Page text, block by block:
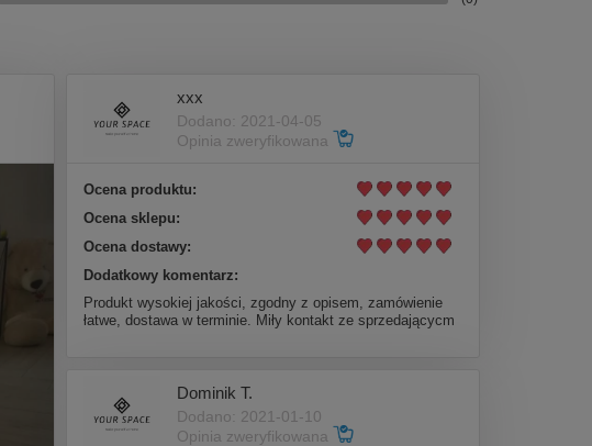
xxx
Dodano: 2021-04-05
Opinia zweryfikowana
Ocena produktu:
Ocena sklepu:
Ocena dostawy:
Dodatkowy komentarz:
Produkt wysokiej jakości, zgodny z opisem, zamówienie
łatwe, dostawa w terminie. Miły kontakt ze sprzedającycm
Dominik T.
Dodano: 2021-01-10
Opinia zweryfikowana